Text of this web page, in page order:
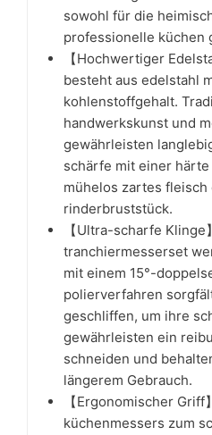
sowohl für die
professionelle küchen
【Hochwertiger
besteht aus edelstahl
kohlenstoffgehalt.
handwerkskunst und
gewährleisten
schärfe mit einer
mühelos zartes fleisch
rinderbruststück.
【Ultra-scharfe
tranchiermesserset
mit einem 15°-
polierverfahren
geschliffen, um ihre
gewährleisten ein
schneiden und
längerem Gebrauch.
【Ergonomischer
küchenmessers zum